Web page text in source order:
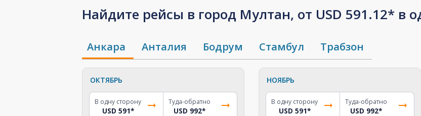
Найдите рейсы в город Мултан, от USD 591.12* в
Анкара Анталия Бодрум Стамбул Трабзон
ОКТЯБРЬ
В одну сторону
USD 591*
Туда-обратно
USD 992*
НОЯБРЬ
В одну сторону
USD 591*
Туда-обратно
USD 992*